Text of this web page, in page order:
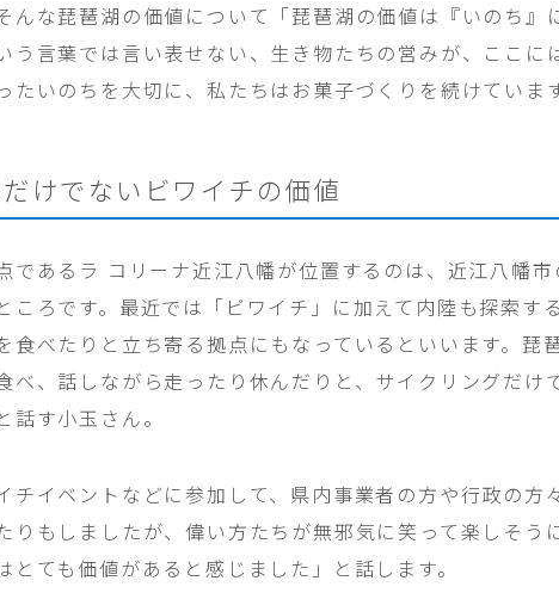
んな琵琶湖の価値について「琵琶湖の価値は『いのち』
う言葉では言い表せない、生き物たちの営みが、ここに
たいのちを大切に、私たちはお菓子づくりを続けていま
けでないビワイチの価値
であるラ コリーナ近江八幡が位置するのは、近江八幡
ころです。最近では「ビワイチ」に加えて内陸も探索す
食べたりと立ち寄る拠点にもなっているといいます。琵
べ、話しながら走ったり休んだりと、サイクリングだけ
話す小玉さん。
チイベントなどに参加して、県内事業者の方や行政の方
りもしましたが、偉い方たちが無邪気に笑って楽しそう
とても価値があると感じました」と話します。